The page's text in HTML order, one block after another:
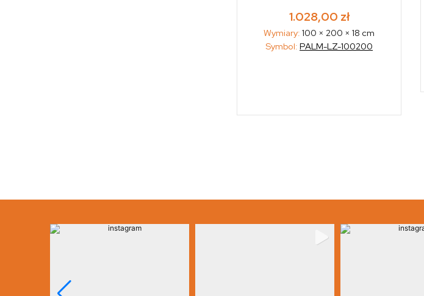
1.028,00 zł
Wymiary:100 × 200 × 18 cm
Symbol:PALM-LZ-100200